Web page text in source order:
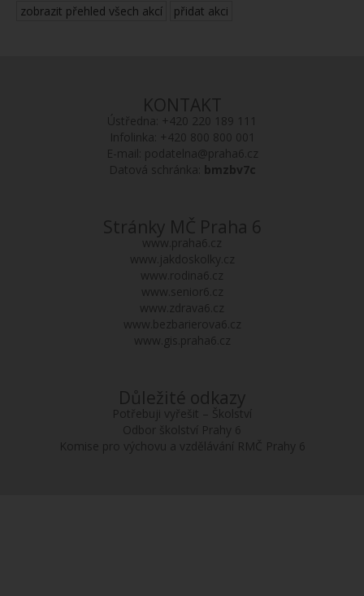
zobrazit přehled všech akcí přidat akci
KONTAKT
Ústředna: +420 220 189 111
Infolinka: +420 800 800 001
E-mail: podatelna@praha6.cz
Datová schránka: bmzbv7c
Stránky MČ Praha 6
www.praha6.cz
www.jakdoskolky.cz
www.rodina6.cz
www.senior6.cz
www.zdrava6.cz
www.bezbarierova6.cz
www.gis.praha6.cz
Důležité odkazy
Potřebuji vyřešit – Školství
Odbor školství Prahy 6
Komise pro výchovu a vzdělávání RMČ Prahy 6